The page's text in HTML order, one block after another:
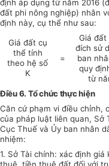
định áp dụng từ năm 2016
đất phi nông nghiệp) nhân
định này, cụ thể như sau:
Giá đất cụ
thể tính
theo hệ số
K
=
Giá đất
đích sử
ban
quy
từ
Điều 6. Tổ chức thực hiện
Căn cứ phạm vi điều chỉnh,
của pháp luật liên quan, Sở
Cục Thuế và Ủy ban nhân
nhiệm:
1. Sở Tài chính: xác định